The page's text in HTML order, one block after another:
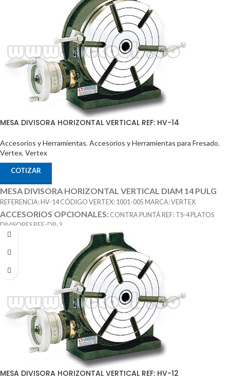
MESA DIVISORA HORIZONTAL VERTICAL REF: HV-14
Accesorios y Herramientas, Accesorios y Herramientas para Fresado,
Vertex, Vertex
COTIZAR
MESA DIVISORA HORIZONTAL VERTICAL DIAM 14 PULG
REFERENCIA: HV-14 CÓDIGO VERTEX: 1001-005 MARCA: VERTEX
ACCESORIOS OPCIONALES: CONTRA PUNTÁ REF: TS-4 PLATOS
DIVISORES REF: DP-3
MESA DIVISORA HORIZONTAL VERTICAL REF: HV-12